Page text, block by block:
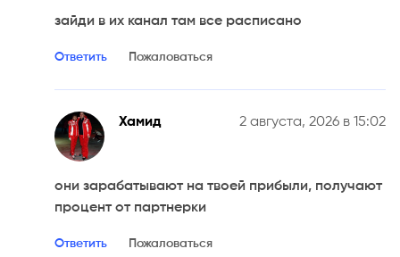
зайди в их канал там все расписано
Ответить Пожаловаться
Хамид 2 августа, 2026 в 15:02
они зарабатывают на твоей прибыли, получают
процент от партнерки
Ответить Пожаловаться